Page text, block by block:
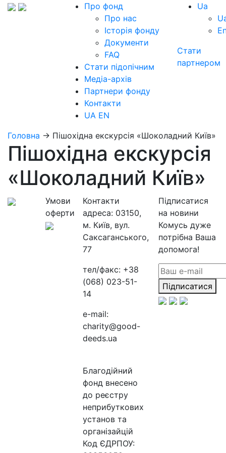
Про фонд
Про нас
Історія фонду
Документи
FAQ
Стати підопічним
Медіа-архів
Партнери фонду
Контакти
UA EN
Ua
Стати
партнером
Головна → Пішохідна екскурсія «Шоколадний Київ»
Пішохідна екскурсія
«Шоколадний Київ»
Умови
оферти
Контакти
адреса: 03150,
м. Київ, вул.
Саксаганського,
77
тел/факс: +38
(068) 023-51-
14
e-mail:
charity@good-
deeds.ua
Благодійний
фонд внесено
до реєстру
неприбуткових
установ та
організайцій
Код ЄДРПОУ:
Підписатися
на новини
Комусь дуже
потрібна Ваша
допомога!
Підписатися